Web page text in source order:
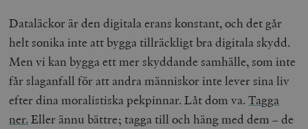
Dataläckor är den digitala erans konstant, och det går
helt sonika inte att bygga tillräckligt bra digitala skydd.
Men vi kan bygga ett mer skyddande samhälle, som inte
får slaganfall för att andra människor inte lever sina liv
efter dina moralistiska pekpinnar. Låt dom va.Tagga
ner. Eller ännu bättre; tagga till och häng med dem – de
Strikt nödvändiga kakor tillåter
kärnwebbplatsfunktioner som användarinloggning
och kontohantering. Webbplatsen kan inte användas
ordentligt utan strikt nödvändiga cookies.
Namn
/ Domän
woocommerce_cart_hash
Automattic